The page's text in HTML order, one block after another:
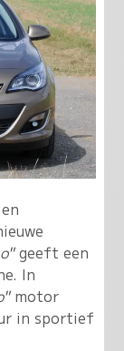
geeft een
In
motor
in sportief